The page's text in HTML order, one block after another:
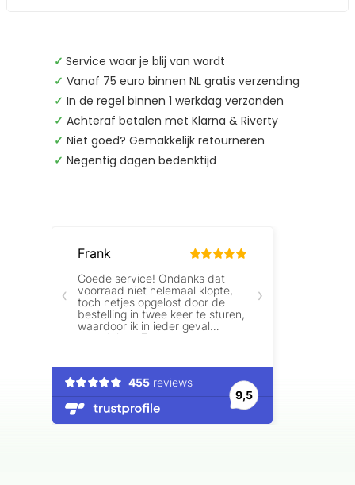
✓ Service waar je blij van wordt
✓ Vanaf 75 euro binnen NL gratis verzending
✓ In de regel binnen 1 werkdag verzonden
✓ Achteraf betalen met Klarna & Riverty
✓ Niet goed? Gemakkelijk retourneren
✓ Negentig dagen bedenktijd